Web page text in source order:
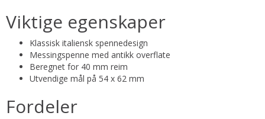
Viktige egenskaper
Klassisk italiensk spennedesign
Messingspenne med antikk overflate
Beregnet for 40 mm reim
Utvendige mål på 54 x 62 mm
Fordeler